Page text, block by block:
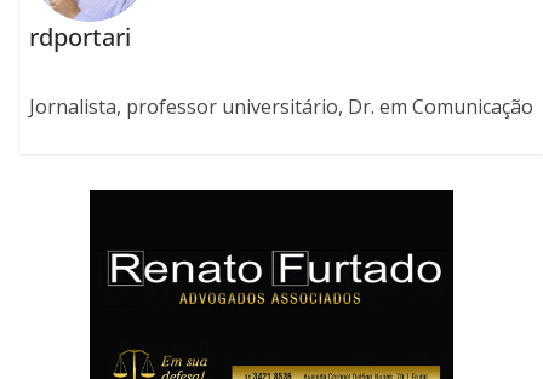
rdportari
Jornalista, professor universitário, Dr. em Comunicação